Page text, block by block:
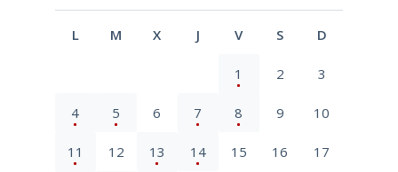
L M X J V S D
1 2 3
4 5 6 7 8 9 10
11 12 13 14 15 16 17